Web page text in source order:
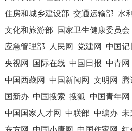
住房和城乡建设部 交通运输部 水
文化和旅游部
国家卫生健康委员会
应急管理部
人民网 党建网 中国记
央视网
国际在线 中国日报 中青网
中国西藏网
中国新闻网 文明网 腾
国新办 中国搜索 搜狐 中国青年网
中国国家人才网
中联部 中编办 未